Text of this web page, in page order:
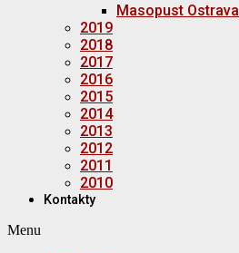
Masopust Ostrava
2019
2018
2017
2016
2015
2014
2013
2012
2011
2010
Kontakty
Menu